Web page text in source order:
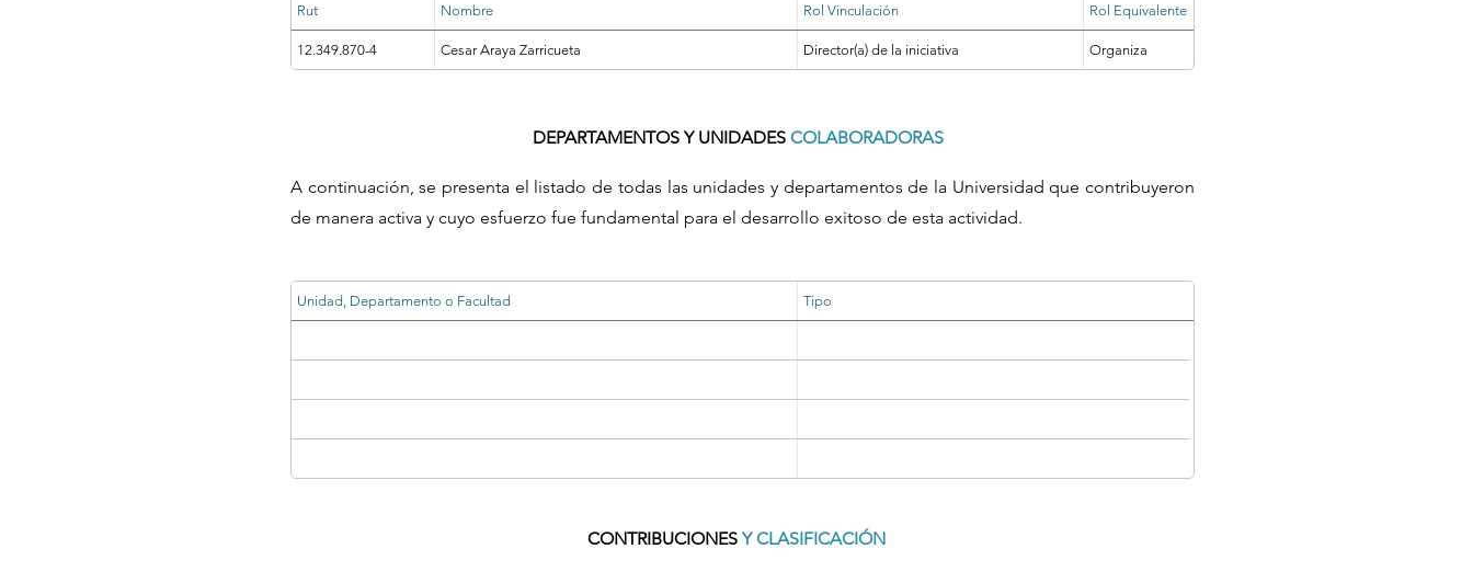
Rut Nombre Rol Vinculación Rol Equivalente
12.349.870-4 Cesar Araya Zarricueta Director(a) de la iniciativa Organiza
DEPARTAMENTOS Y UNIDADES COLABORADORAS
A continuación, se presenta el listado de todas las unidades y departamentos de la Universidad que contribuyeron
de manera activa y cuyo esfuerzo fue fundamental para el desarrollo exitoso de esta actividad.
Unidad, Departamento o Facultad Tipo
CONTRIBUCIONES Y CLASIFICACIÓN